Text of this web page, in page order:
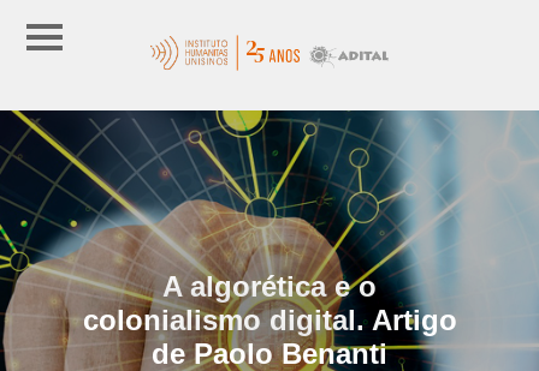
A algorética e o
colonialismo digital. Artigo
de Paolo Benanti